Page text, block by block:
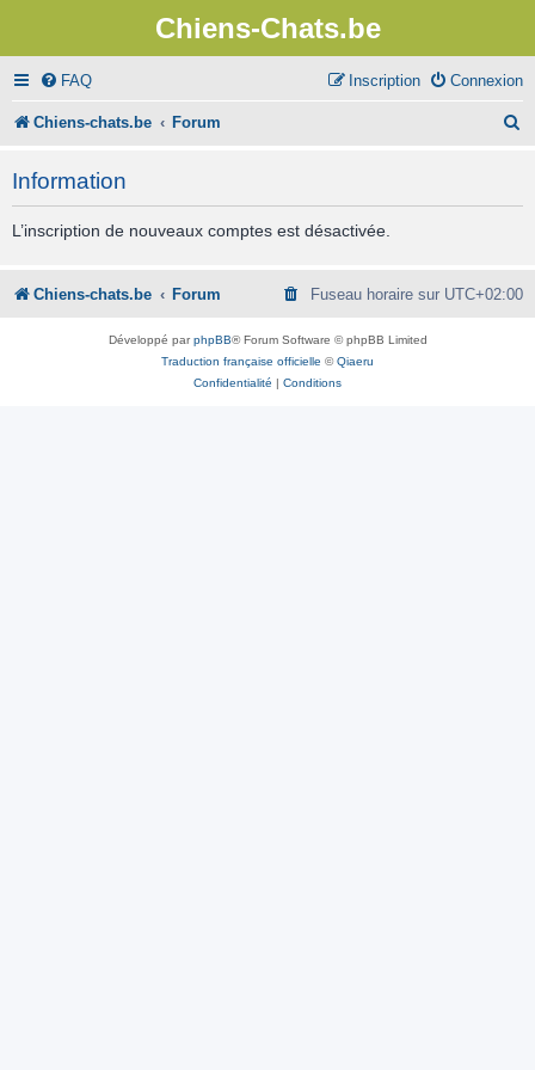
Chiens-Chats.be
FAQ Connexion
Inscription
Chiens-chats.be Forum
r
Information
L’inscription de nouveaux comptes est désactivée.
Chiens-chats.be Forum Fuseau horaire sur UTC+02:00
Développé parphpBB® Forum Software © phpBB Limited
Traduction française officielle ©Qiaeru
Confidentialité | Conditions